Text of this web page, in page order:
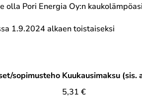
olla Pori Energia Oy:n
1.9.2024 alkaen toistaiseksi
sopimusteho Kuukausimaksu (sis.
5,31 €